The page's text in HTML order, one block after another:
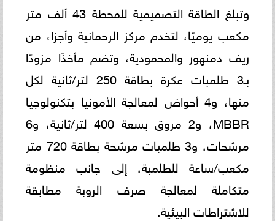
وتبلغ الطاقة التصميمية للمحطة 43 ألف متر
مكعب يوميًا، لتخدم مركز الرحمانية وأجزاء من
ريف دمنهور والمحمودية، وتضم مأخذًا مزودًا
بـ3 طلمبات عكرة بطاقة 250 لتر/ثانية لكل
منها، و4 أحواض لمعالجة الأمونيا بتكنولوجيا
MBBR، و2 مروق بسعة 400 لتر/ثانية، و6
مرشحات، و3 طلمبات مرشحة بطاقة 720 متر
مكعب/ساعة للطلمبة، إلى جانب منظومة
متكاملة لمعالجة صرف الروبة مطابقة
للاشتراطات البيئية.